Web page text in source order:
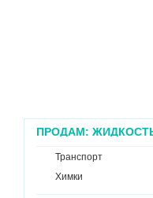
ПРОДАМ: ЖИДКОСТЬ
Транспорт
Химки